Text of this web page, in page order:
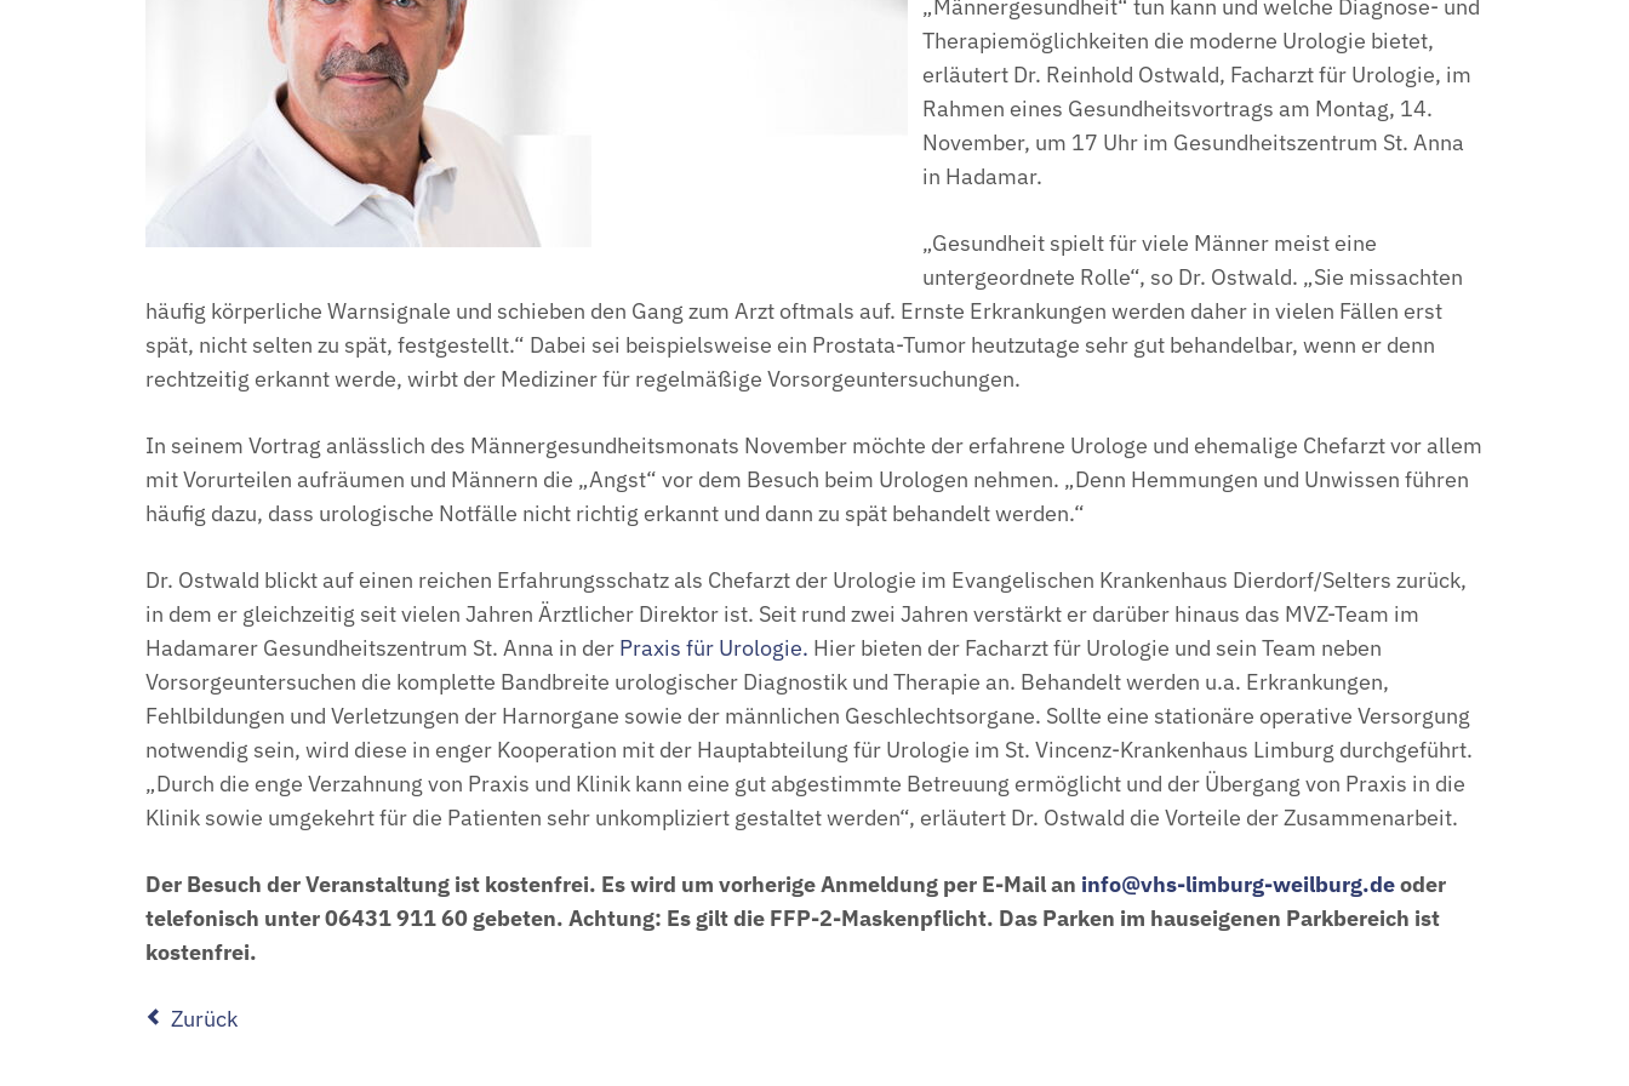
„Männergesundheit“ tun kann und welche Diagnose- und
Therapiemöglichkeiten die moderne Urologie bietet,
erläutert Dr. Reinhold Ostwald, Facharzt für Urologie, im
Rahmen eines Gesundheitsvortrags am Montag, 14.
November, um 17 Uhr im Gesundheitszentrum St. Anna
in Hadamar.
„Gesundheit spielt für viele Männer meist eine
untergeordnete Rolle“, so Dr. Ostwald. „Sie missachten
häufig körperliche Warnsignale und schieben den Gang zum Arzt oftmals auf. Ernste Erkrankungen werden daher in vielen Fällen erst
spät, nicht selten zu spät, festgestellt.“ Dabei sei beispielsweise ein Prostata-Tumor heutzutage sehr gut behandelbar, wenn er denn
rechtzeitig erkannt werde, wirbt der Mediziner für regelmäßige Vorsorgeuntersuchungen.
In seinem Vortrag anlässlich des Männergesundheitsmonats November möchte der erfahrene Urologe und ehemalige Chefarzt vor allem
mit Vorurteilen aufräumen und Männern die „Angst“ vor dem Besuch beim Urologen nehmen. „Denn Hemmungen und Unwissen führen
häufig dazu, dass urologische Notfälle nicht richtig erkannt und dann zu spät behandelt werden.“
Dr. Ostwald blickt auf einen reichen Erfahrungsschatz als Chefarzt der Urologie im Evangelischen Krankenhaus Dierdorf/Selters zurück,
in dem er gleichzeitig seit vielen Jahren Ärztlicher Direktor ist. Seit rund zwei Jahren verstärkt er darüber hinaus das MVZ-Team im
Hadamarer Gesundheitszentrum St. Anna in der Praxis für Urologie. Hier bieten der Facharzt für Urologie und sein Team neben
Vorsorgeuntersuchen die komplette Bandbreite urologischer Diagnostik und Therapie an. Behandelt werden u.a. Erkrankungen,
Fehlbildungen und Verletzungen der Harnorgane sowie der männlichen Geschlechtsorgane. Sollte eine stationäre operative Versorgung
notwendig sein, wird diese in enger Kooperation mit der Hauptabteilung für Urologie im St. Vincenz-Krankenhaus Limburg durchgeführt.
„Durch die enge Verzahnung von Praxis und Klinik kann eine gut abgestimmte Betreuung ermöglicht und der Übergang von Praxis in die
Klinik sowie umgekehrt für die Patienten sehr unkompliziert gestaltet werden“, erläutert Dr. Ostwald die Vorteile der Zusammenarbeit.
Der Besuch der Veranstaltung ist kostenfrei. Es wird um vorherige Anmeldung per E-Mail an info@vhs-limburg-weilburg.deoder
telefonisch unter 06431 911 60 gebeten. Achtung: Es gilt die FFP-2-Maskenpflicht. Das Parken im hauseigenen Parkbereich ist
kostenfrei.
Zurück